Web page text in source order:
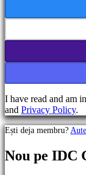
Shootere
games
games
games
games
Puzzle
games
Fighting
Demouri
I have read and am
and Privacy Policy.
Ești deja membru?
Nou pe IDC